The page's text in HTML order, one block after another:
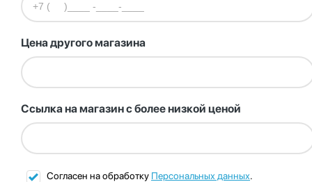
Цена другого магазина
Ссылка на магазин с более низкой ценой
Согласен на обработку Персональных данных.